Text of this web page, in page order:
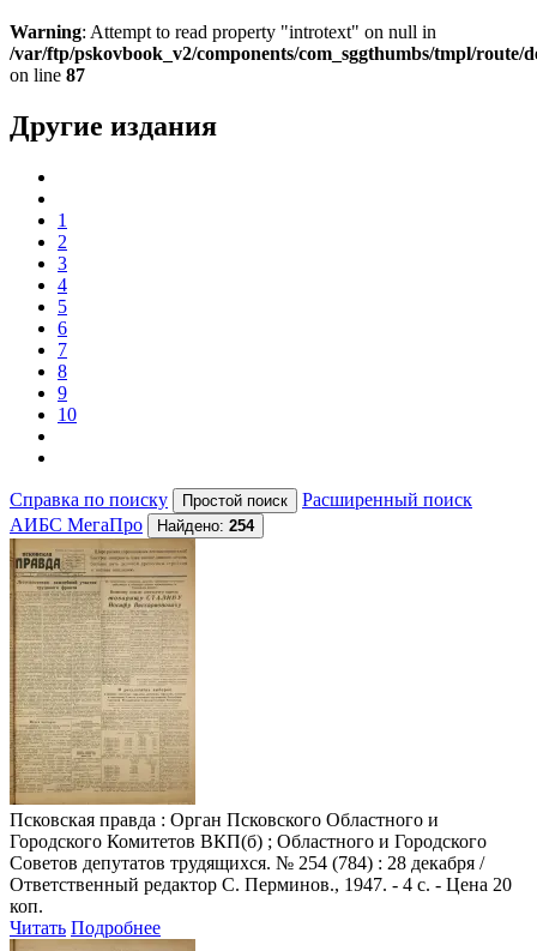
Warning: Attempt to read property "introtext" on null in
/var/ftp/pskovbook_v2/components/com_sggthumbs/tmpl/route/
on line 87
Другие издания
1
2
3
4
5
6
7
8
9
10
Справка по поиску
Расширенный поиск
АИБС МегаПро
Найдено: 254
Псковская правда : Орган Псковского Областного и
Городского Комитетов ВКП(б) ; Областного и Городского
Советов депутатов трудящихся. № 254 (784) : 28 декабря /
Ответственный редактор С. Перминов., 1947. - 4 с. - Цена 20
коп.
Читать Подробнее